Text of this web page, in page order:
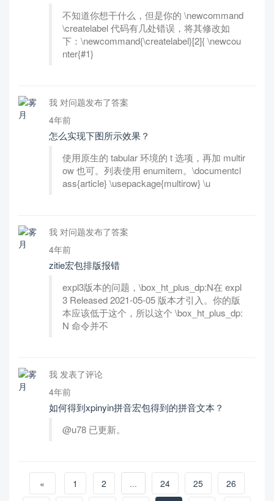
不知道你想干什么，但是你的 \newcommand
\createlabel 代码有几处错误，将其修改如
下：\newcommand{\createlabel}[2]{ \newcou
nter{#1}
我 对问题发布了答案
4年前
怎么实现下图所示效果？
使用原生的 tabular 环境的 t 选项，再加 multir
ow 也可。列表使用 enumitem。\documentcl
ass{article} \usepackage{multirow} \u
我 对问题发布了答案
4年前
zitie宏包排版报错
expl3版本的问题，\box_ht_plus_dp:N在 expl
3 Released 2021-05-05 版本才引入。你的版
本应该低于这个，所以这个 \box_ht_plus_dp:
N 命令并不
我 发表了评论
4年前
如何得到xpinyin拼音宏包得到的拼音文本？
@u78 已更新。
« 1 2 ... 24 25
26